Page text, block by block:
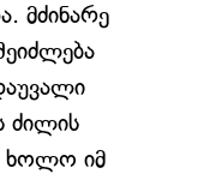
მძინარე
ძილის
ხოლო იმ